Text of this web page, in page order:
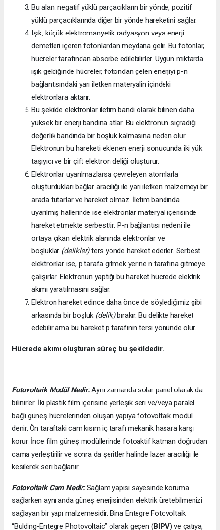
Bu alan, negatif yüklü parçacıkların bir yönde, pozitif
yüklü parçacıklarında diğer bir yönde hareketini sağlar.
Işık, küçük elektromanyetik radyasyon veya enerji
demetleri içeren fotonlardan meydana gelir. Bu fotonlar,
hücreler tarafından absorbe edilebilirler. Uygun miktarda
ışık geldiğinde hücreler, fotondan gelen enerjiyi p-n
bağlantısındaki yarı iletken materyalin içindeki
elektronlara aktarır.
Bu şekilde elektronlar iletim bandı olarak bilinen daha
yüksek bir enerji bandına atlar. Bu elektronun sıçradığı
değerlik bandında bir boşluk kalmasına neden olur.
Elektronun bu hareketi eklenen enerji sonucunda iki yük
taşıyıcı ve bir çift elektron deliği oluşturur.
Elektronlar uyarılmazlarsa çevreleyen atomlarla
oluşturdukları bağlar aracılığı ile yarı iletken malzemeyi bir
arada tutarlar ve hareket olmaz. İletim bandında
uyarılmış hallerinde ise elektronlar materyal içerisinde
hareket etmekte serbesttir. P-n bağlantısı nedeni ile
ortaya çıkan elektrik alanında elektronlar ve
boşluklar (delikler)ters yönde hareket ederler. Serbest
elektronlar ise, p tarafa gitmek yerine n tarafına gitmeye
çalışırlar. Elektronun yaptığı bu hareket hücrede elektrik
akımı yaratılmasını sağlar.
Elektron hareket edince daha önce de söylediğimiz gibi
arkasında bir boşluk (delik)bırakır. Bu delikte hareket
edebilir ama bu hareket p tarafının tersi yönünde olur.
Hücrede akımı oluşturan süreç bu şekildedir.
Fotovoltaik Modül Nedir:Aynı zamanda solar panel olarak da
bilinirler. İki plastik film içerisine yerleşik seri ve/veya paralel
bağlı güneş hücrelerinden oluşan yapıya fotovoltaik modül
denir. Ön taraftaki cam kısım iç tarafı mekanik hasara karşı
korur. İnce film güneş modüllerinde fotoaktif katman doğrudan
cama yerleştirilir ve sonra da şeritler halinde lazer aracılığı ile
kesilerek seri bağlanır.
Fotovoltaik Cam Nedir:Sağlam yapısı sayesinde koruma
sağlarken aynı anda güneş enerjisinden elektrik üretebilmenizi
sağlayan bir yapı malzemesidir. Bina Entegre Fotovoltaik
“Bulding-Entegre Photovoltaic” olarak geçen (BIPV) ve çatıya,